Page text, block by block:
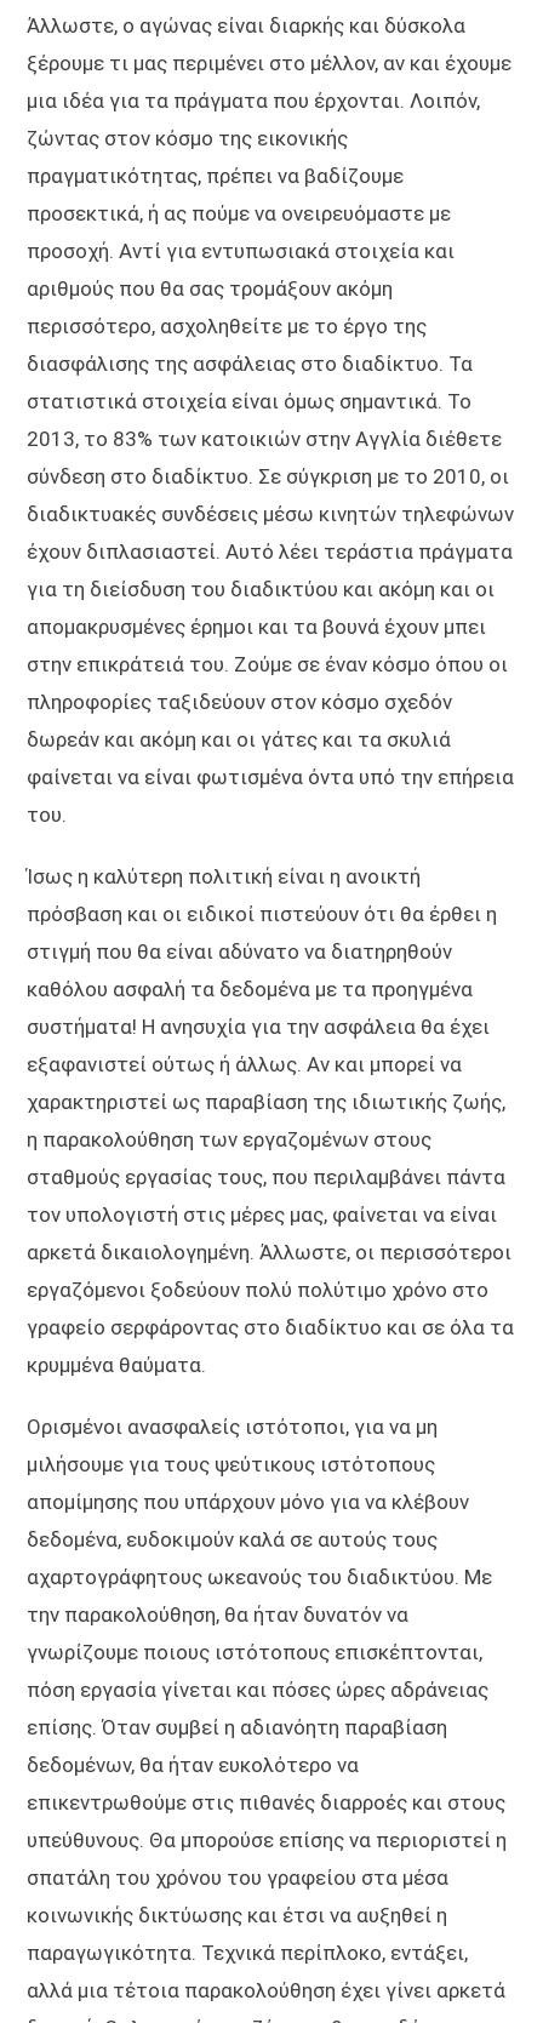
Άλλωστε, ο αγώνας είναι διαρκής και δύσκολα
ξέρουμε τι μας περιμένει στο μέλλον, αν και έχουμε
μια ιδέα για τα πράγματα που έρχονται. Λοιπόν,
ζώντας στον κόσμο της εικονικής
πραγματικότητας, πρέπει να βαδίζουμε
προσεκτικά, ή ας πούμε να ονειρευόμαστε με
προσοχή. Αντί για εντυπωσιακά στοιχεία και
αριθμούς που θα σας τρομάξουν ακόμη
περισσότερο, ασχοληθείτε με το έργο της
διασφάλισης της ασφάλειας στο διαδίκτυο. Τα
στατιστικά στοιχεία είναι όμως σημαντικά. Το
2013, το 83% των κατοικιών στην Αγγλία διέθετε
σύνδεση στο διαδίκτυο. Σε σύγκριση με το 2010, οι
διαδικτυακές συνδέσεις μέσω κινητών τηλεφώνων
έχουν διπλασιαστεί. Αυτό λέει τεράστια πράγματα
για τη διείσδυση του διαδικτύου και ακόμη και οι
απομακρυσμένες έρημοι και τα βουνά έχουν μπει
στην επικράτειά του. Ζούμε σε έναν κόσμο όπου οι
πληροφορίες ταξιδεύουν στον κόσμο σχεδόν
δωρεάν και ακόμη και οι γάτες και τα σκυλιά
φαίνεται να είναι φωτισμένα όντα υπό την επήρεια
του.
Ίσως η καλύτερη πολιτική είναι η ανοικτή
πρόσβαση και οι ειδικοί πιστεύουν ότι θα έρθει η
στιγμή που θα είναι αδύνατο να διατηρηθούν
καθόλου ασφαλή τα δεδομένα με τα προηγμένα
συστήματα! Η ανησυχία για την ασφάλεια θα έχει
εξαφανιστεί ούτως ή άλλως. Αν και μπορεί να
χαρακτηριστεί ως παραβίαση της ιδιωτικής ζωής,
η παρακολούθηση των εργαζομένων στους
σταθμούς εργασίας τους, που περιλαμβάνει πάντα
τον υπολογιστή στις μέρες μας, φαίνεται να είναι
αρκετά δικαιολογημένη. Άλλωστε, οι περισσότεροι
εργαζόμενοι ξοδεύουν πολύ πολύτιμο χρόνο στο
γραφείο σερφάροντας στο διαδίκτυο και σε όλα τα
κρυμμένα θαύματα.
Ορισμένοι ανασφαλείς ιστότοποι, για να μη
μιλήσουμε για τους ψεύτικους ιστότοπους
απομίμησης που υπάρχουν μόνο για να κλέβουν
δεδομένα, ευδοκιμούν καλά σε αυτούς τους
αχαρτογράφητους ωκεανούς του διαδικτύου. Με
την παρακολούθηση, θα ήταν δυνατόν να
γνωρίζουμε ποιους ιστότοπους επισκέπτονται,
πόση εργασία γίνεται και πόσες ώρες αδράνειας
επίσης. Όταν συμβεί η αδιανόητη παραβίαση
δεδομένων, θα ήταν ευκολότερο να
επικεντρωθούμε στις πιθανές διαρροές και στους
υπεύθυνους. Θα μπορούσε επίσης να περιοριστεί η
σπατάλη του χρόνου του γραφείου στα μέσα
κοινωνικής δικτύωσης και έτσι να αυξηθεί η
παραγωγικότητα. Τεχνικά περίπλοκο, εντάξει,
αλλά μια τέτοια παρακολούθηση έχει γίνει αρκετά